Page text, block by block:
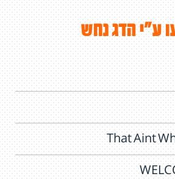
ע"י הדג נחש
That Aint